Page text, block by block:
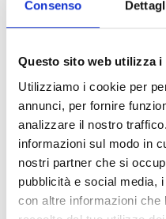
Consenso
Questo sito web utilizza i
Utilizziamo i cookie per
annunci, per fornire
analizzare il nostro
informazioni sul modo in
nostri partner che si
pubblicità e social media,
con altre informazioni che